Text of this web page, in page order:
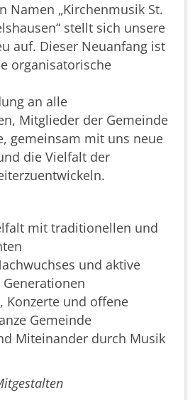
Namen „Kirchenmusik St.
stellt sich unsere
auf. Dieser Neuanfang ist
organisatorische
an alle
Mitglieder der Gemeinde
gemeinsam mit uns neue
die Vielfalt der
mit traditionellen und
und aktive
Konzerte und offene
Gemeinde
Miteinander durch Musik